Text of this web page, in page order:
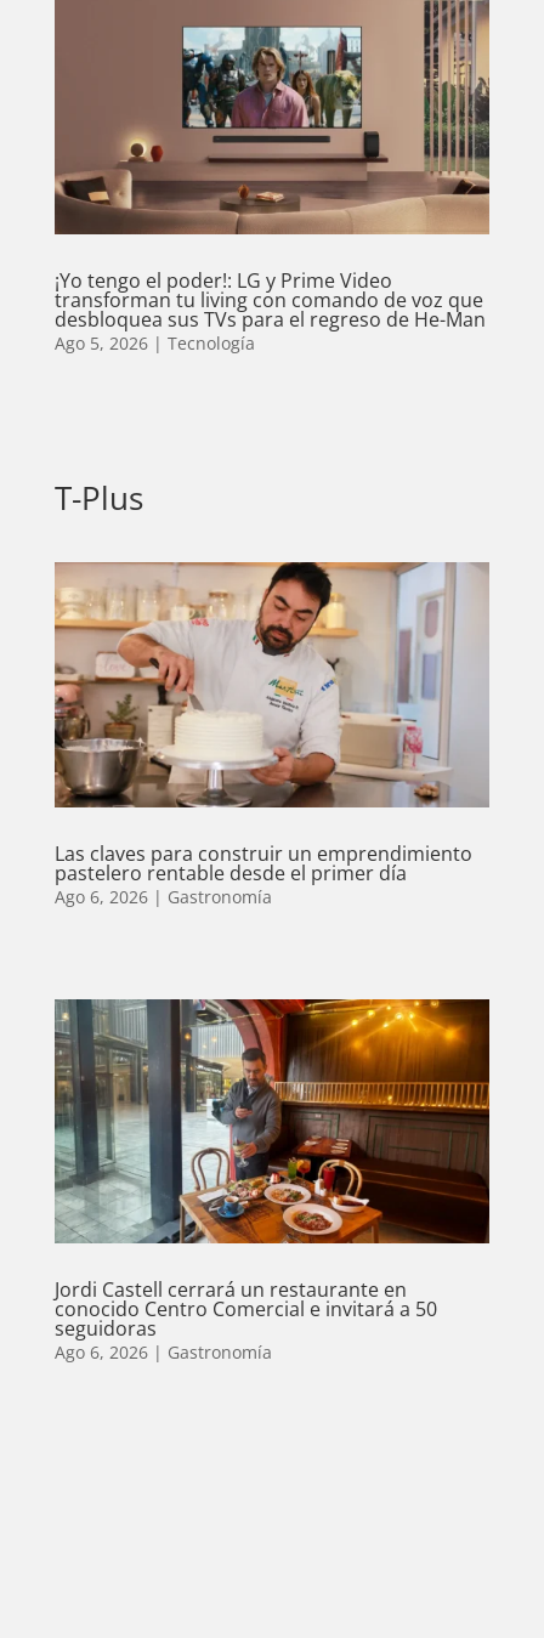
¡Yo tengo el poder!: LG y Prime Video
transforman tu living con comando de voz que
desbloquea sus TVs para el regreso de He-Man
Ago 5, 2026| Tecnología
T-Plus
Las claves para construir un emprendimiento
pastelero rentable desde el primer día
Ago 6, 2026| Gastronomía
Jordi Castell cerrará un restaurante en
conocido Centro Comercial e invitará a 50
seguidoras
Ago 6, 2026| Gastronomía